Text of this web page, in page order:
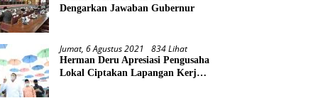
Dengarkan Jawaban Gubernur
Jumat, 6 Agustus 2021 834 Lihat
Herman Deru Apresiasi Pengusaha
Lokal Ciptakan Lapangan Kerja